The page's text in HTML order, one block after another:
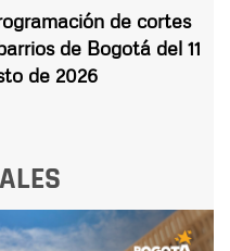
de cortes
de Bogotá del 11
de 2026